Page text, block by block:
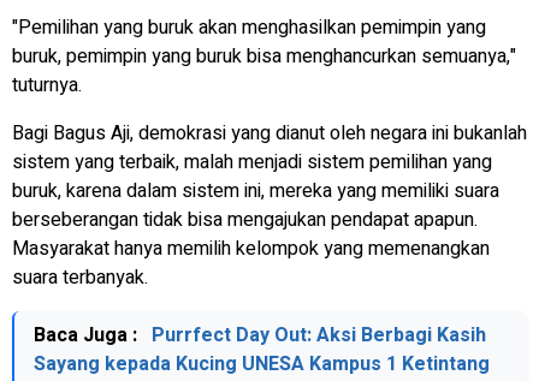
"Pemilihan yang buruk akan menghasilkan pemimpin yang
buruk, pemimpin yang buruk bisa menghancurkan semuanya,"
tuturnya.
Bagi Bagus Aji, demokrasi yang dianut oleh negara ini bukanlah
sistem yang terbaik, malah menjadi sistem pemilihan yang
buruk, karena dalam sistem ini, mereka yang memiliki suara
berseberangan tidak bisa mengajukan pendapat apapun.
Masyarakat hanya memilih kelompok yang memenangkan
suara terbanyak.
Baca Juga : Purrfect Day Out: Aksi Berbagi Kasih
Sayang kepada Kucing UNESA Kampus 1 Ketintang